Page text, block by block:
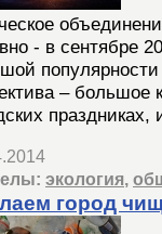
- в сентябре
– большое
праздниках,
экология,
город